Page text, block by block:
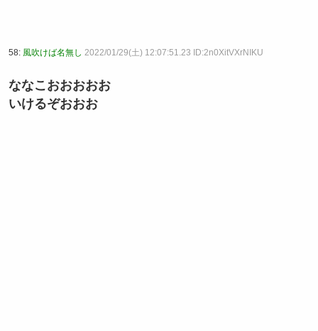
58: 風吹けば名無し 2022/01/29(土) 12:07:51.23 ID:2n0XitVXrNIKU
ななこおおおおお
いけるぞおおお